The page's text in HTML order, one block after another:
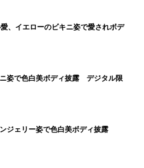
、イエローのビキニ姿で愛されボデ
姿で色白美ボディ披露 デジタル限
ジェリー姿で色白美ボディ披露